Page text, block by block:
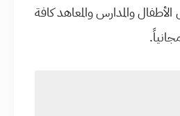
والمدارس والمعاهد كافة